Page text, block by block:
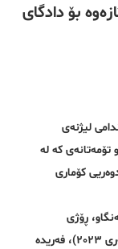
بۆ دادگای
لیژنەی
تۆمەتانەی کە لە
کۆماری
ڕۆژی
چوارشەممە ٢٢ی سەرماوەزی ٢٧٢٣ (١٣ی دیسەمبەری ٢٠٢٣)، فەریدە